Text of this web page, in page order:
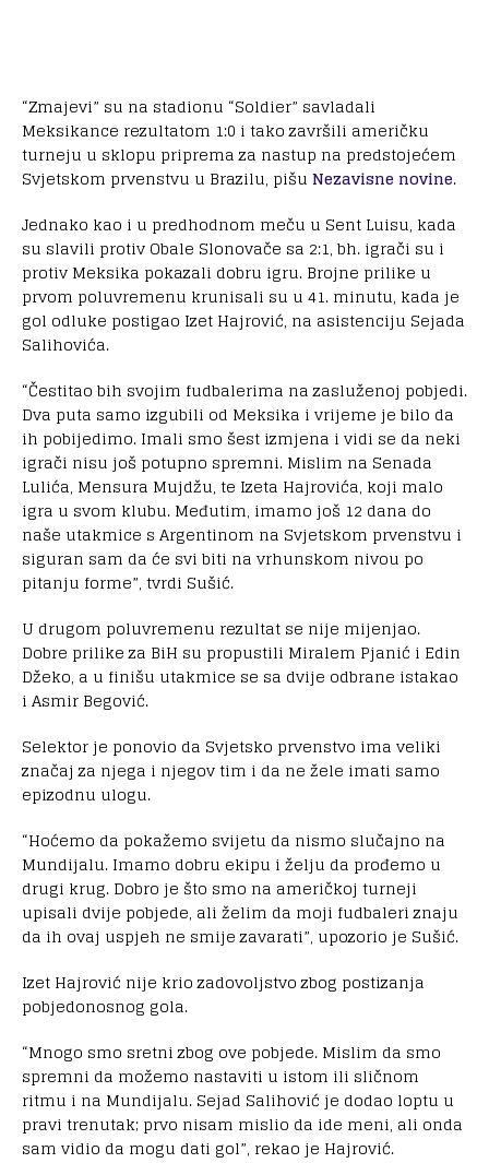
“Zmajevi” su na stadionu “Soldier” savladali
Meksikance rezultatom 1:0 i tako završili američku
turneju u sklopu priprema za nastup na predstojećem
Svjetskom prvenstvu u Brazilu, pišu Nezavisne novine.
Jednako kao i u predhodnom meču u Sent Luisu, kada
su slavili protiv Obale Slonovače sa 2:1, bh. igrači su i
protiv Meksika pokazali dobru igru. Brojne prilike u
prvom poluvremenu krunisali su u 41. minutu, kada je
gol odluke postigao Izet Hajrović, na asistenciju Sejada
Salihovića.
“Čestitao bih svojim fudbalerima na zasluženoj pobjedi.
Dva puta samo izgubili od Meksika i vrijeme je bilo da
ih pobijedimo. Imali smo šest izmjena i vidi se da neki
igrači nisu još potupno spremni. Mislim na Senada
Lulića, Mensura Mujdžu, te Izeta Hajrovića, koji malo
igra u svom klubu. Međutim, imamo još 12 dana do
naše utakmice s Argentinom na Svjetskom prvenstvu i
siguran sam da će svi biti na vrhunskom nivou po
pitanju forme”, tvrdi Sušić.
U drugom poluvremenu rezultat se nije mijenjao.
Dobre prilike za BiH su propustili Miralem Pjanić i Edin
Džeko, a u finišu utakmice se sa dvije odbrane istakao
i Asmir Begović.
Selektor je ponovio da Svjetsko prvenstvo ima veliki
značaj za njega i njegov tim i da ne žele imati samo
epizodnu ulogu.
“Hoćemo da pokažemo svijetu da nismo slučajno na
Mundijalu. Imamo dobru ekipu i želju da prođemo u
drugi krug. Dobro je što smo na američkoj turneji
upisali dvije pobjede, ali želim da moji fudbaleri znaju
da ih ovaj uspjeh ne smije zavarati”, upozorio je Sušić.
Izet Hajrović nije krio zadovoljstvo zbog postizanja
pobjedonosnog gola.
“Mnogo smo sretni zbog ove pobjede. Mislim da smo
spremni da možemo nastaviti u istom ili sličnom
ritmu i na Mundijalu. Sejad Salihović je dodao loptu u
pravi trenutak; prvo nisam mislio da ide meni, ali onda
sam vidio da mogu dati gol”, rekao je Hajrović.